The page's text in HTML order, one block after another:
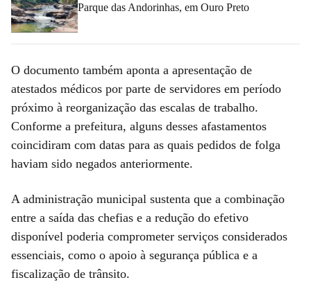
Parque das Andorinhas, em Ouro Preto
O documento também aponta a apresentação de
atestados médicos por parte de servidores em período
próximo à reorganização das escalas de trabalho.
Conforme a prefeitura, alguns desses afastamentos
coincidiram com datas para as quais pedidos de folga
haviam sido negados anteriormente.
A administração municipal sustenta que a combinação
entre a saída das chefias e a redução do efetivo
disponível poderia comprometer serviços considerados
essenciais, como o apoio à segurança pública e a
fiscalização de trânsito.